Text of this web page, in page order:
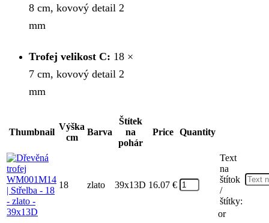
8 cm, kovový detail 2
mm
Trofej velikost C: 18 ×
7 cm, kovový detail 2
mm
Thumbnail
Výška
cm
Barva
Štítek
na
pohár
Price Quantity
18 zlato 39x13D 16.07 €
Text
na
štítok
/
štítky:
or